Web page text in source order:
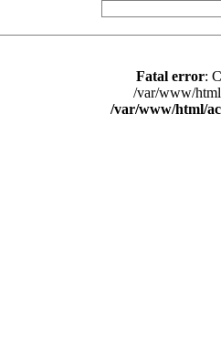
Fatal error:
/var/www/
/var/www/html/